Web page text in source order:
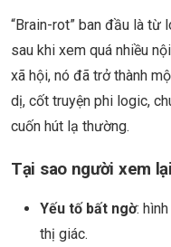
“Brain-rot” ban đầu là từ
sau khi xem quá nhiều
xã hội, nó đã trở thành
dị, cốt truyện phi logic,
cuốn hút lạ thường.
Tại sao người xem
Yếu tố bất ngờ:
thị giác.